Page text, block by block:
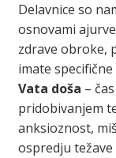
Delavnice so
osnovami
zdrave obroke,
imate
Vata doša –
pridobivanjem
anksioznost,
ospredju